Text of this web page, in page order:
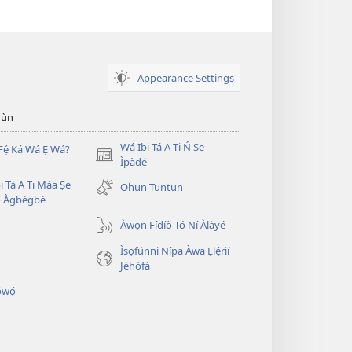
Appearance Settings
Ká Wá Ẹ Wá?
Wá Ibi Tá A Ti Ń Ṣe
Ìpàdé
(opens
new
window)
Tá A Ti Máa Ṣe
Àgbègbè
Ohun Tuntun
Àwọn Fídíò Tó Ní Àlàyé
Ìsọfúnni Nípa Àwa Ẹlẹ́rìí
Jèhófà